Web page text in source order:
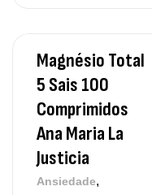
Magnésio Total
5 Sais 100
Comprimidos
Ana Maria La
Justicia
Ansiedade,